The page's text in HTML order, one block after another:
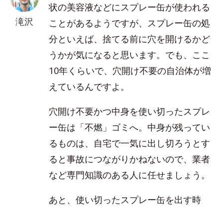
滝沢
状の美容液などにスプレー缶が使われる
ことがあるようですが、スプレー缶の処
分といえば、捨てる前に穴を開けるかど
うかが気になると思います。でも、ここ
10年くらいで、穴開け不要の自治体が増
えているんですよ。
穴開け不要かつ中身を使い切ったスプレ
ー缶は「不燃」ゴミへ。中身が残ってい
るものは、自宅で一気に出し切ろうとす
ると事故につながりかねないので、業者
など専門知識のある人に任せましょう。
あと、使い切ったスプレー缶を出す時